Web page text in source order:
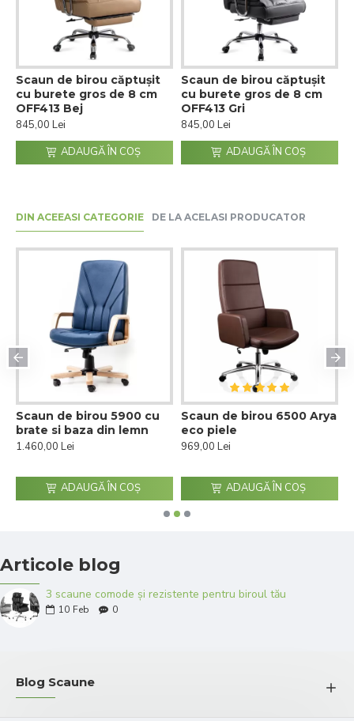
Scaun de birou căptușit
cu burete gros de 8 cm
OFF413 Bej
845,00 Lei
ADAUGĂ ÎN COŞ
Scaun de birou căptușit
cu burete gros de 8 cm
OFF413 Gri
845,00 Lei
ADAUGĂ ÎN COŞ
DIN ACEEASI CATEGORIE DE LA ACELASI PRODUCATOR
Scaun de birou 5900 cu
brate si baza din lemn
1.460,00 Lei
ADAUGĂ ÎN COŞ
Scaun de birou 6500 Arya
eco piele
969,00 Lei
ADAUGĂ ÎN COŞ
Articole blog
3 scaune comode și rezistente pentru biroul tău
10 Feb 0
Blog Scaune